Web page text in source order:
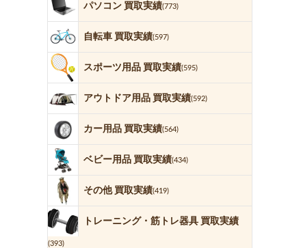
パソコン 買取実績(773)
自転車 買取実績(597)
スポーツ用品 買取実績(595)
アウトドア用品 買取実績(592)
カー用品 買取実績(564)
ベビー用品 買取実績(434)
その他 買取実績(419)
トレーニング・筋トレ器具 買取実績
(393)